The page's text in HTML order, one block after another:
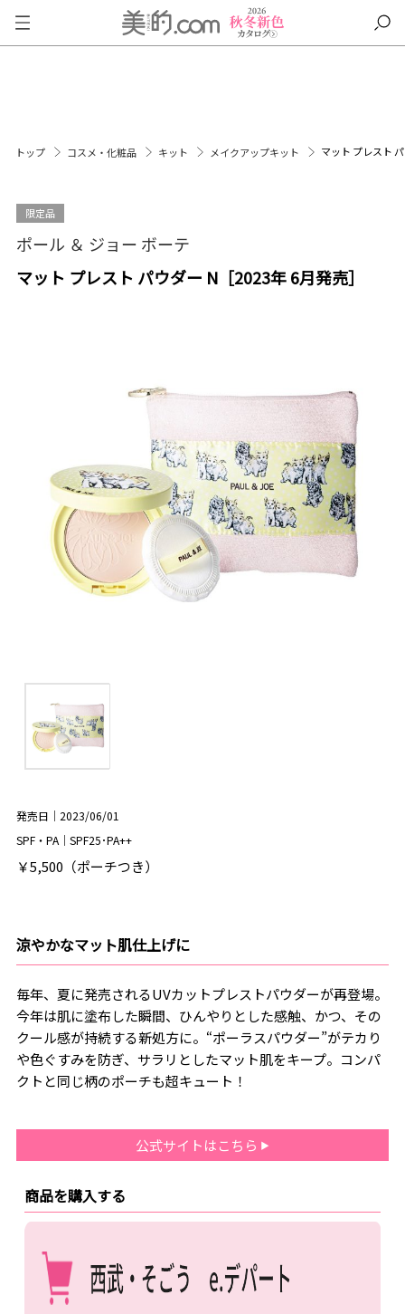
トップ コスメ・化粧品 キット メイクアップキット マット プレスト
限定品
ポール ＆ ジョー ボーテ
マット プレスト パウダー N［2023年 6月発売］
発売日｜2023/06/01
SPF・PA｜SPF25･PA++
￥5,500（ポーチつき）
涼やかなマット肌仕上げに
毎年、夏に発売されるUVカットプレストパウダーが再登場。
今年は肌に塗布した瞬間、ひんやりとした感触、かつ、その
クール感が持続する新処方に。“ポーラスパウダー”がテカり
や色ぐすみを防ぎ、サラリとしたマット肌をキープ。コンパ
クトと同じ柄のポーチも超キュート！
公式サイトはこちら
商品を購入する